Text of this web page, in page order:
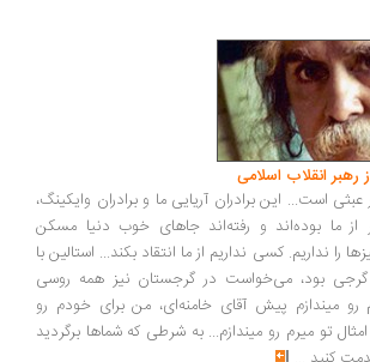
اسلامی
این برادران آریایی ما و برادران وایکینگ،
و رفته‌اند جاهای خوب دنیا مسکن
کسی نداریم از ما انتقاد بکند... استالین با
می‌خواست در گرجستان نیز همه روسی
پیش آقای خامنه‌ای، من برای خودم رو
میرم رو میندازم... به شرطی که شماها برگردید